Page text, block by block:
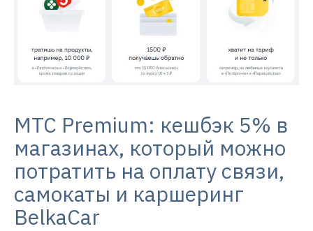
МТС Premium: кешбэк 5% в
магазинах, который можно
потратить на оплату связи,
самокаты и каршеринг
BelkaCar